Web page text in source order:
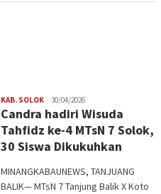
KAB. SOLOKRedaksi
30/04/2026
Candra hadiri Wisuda
Tahfidz ke-4 MTsN 7 Solok,
30 Siswa Dikukuhkan
MINANGKABAUNEWS, TANJUANG
BALIK— MTsN 7 Tanjung Balik X Koto